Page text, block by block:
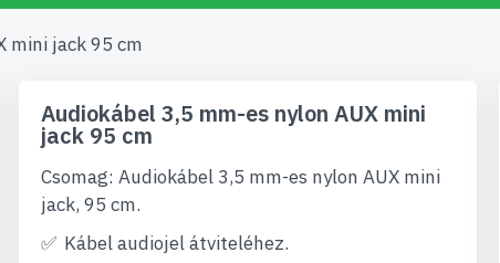
mini jack 95 cm
Audiokábel 3,5 mm-es nylon AUX mini
jack 95 cm
Csomag: Audiokábel 3,5 mm-es nylon AUX mini
jack, 95 cm.
Kábel audiojel átviteléhez.